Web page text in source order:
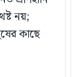
নয়;
কাছে